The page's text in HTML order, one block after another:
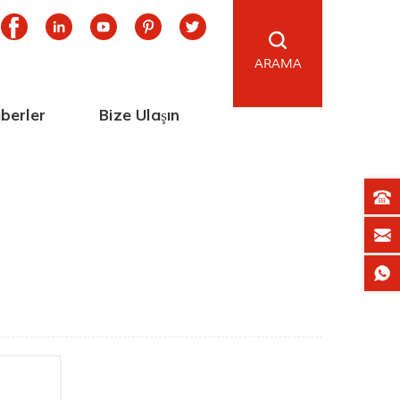
ARAMA
Bize Ulaşın